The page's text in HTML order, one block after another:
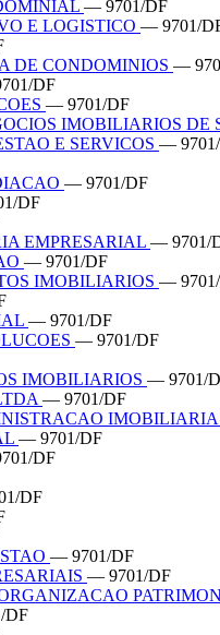
— 9701/DF
E LOGISTICO — 9701/
DE CONDOMINIOS —
DF
— 9701/DF
IMOBILIARIOS DE
E SERVICOS —
— 9701/DF
DF
EMPRESARIAL — 9701/
— 9701/DF
IMOBILIARIOS —
— 9701/DF
— 9701/DF
IMOBILIARIOS — 9701/
— 9701/DF
IMOBILIARIA
— 9701/DF
DF
DF
— 9701/DF
— 9701/DF
DF